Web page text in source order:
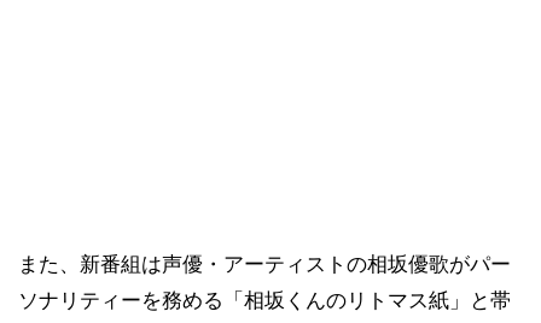
また、新番組は声優・アーティストの相坂優歌がパー
ソナリティーを務める「相坂くんのリトマス紙」と帯